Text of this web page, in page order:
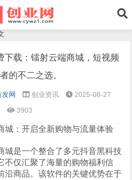
下载：镭射云端商城，短视频
的不二之选。
网 创业资讯
2025-08-27
3903
城：开启全新购物与流量体验
城是一个整合了多元抖音黑科技
不仅汇聚了海量的购物福利信
沿商品。该软件的关键优势在于